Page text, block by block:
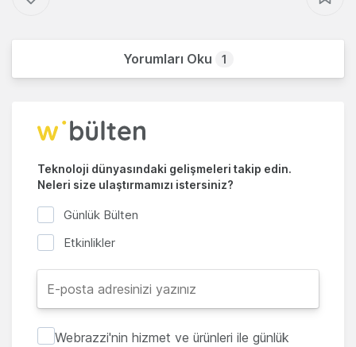
Yorumları Oku 1
Teknoloji dünyasındaki gelişmeleri takip edin.
Neleri size ulaştırmamızı istersiniz?
Günlük Bülten
Etkinlikler
Webrazzi'nin hizmet ve ürünleri ile günlük